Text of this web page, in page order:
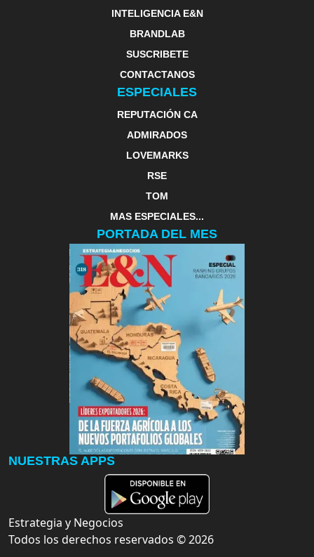
INTELIGENCIA E&N
BRANDLAB
SUSCRIBETE
CONTACTANOS
ESPECIALES
REPUTACIÓN CA
ADMIRADOS
LOVEMARKS
RSE
TOM
MAS ESPECIALES...
PORTADA DEL MES
NUESTRAS APPS
Estrategia y Negocios
Todos los derechos reservados ©2026